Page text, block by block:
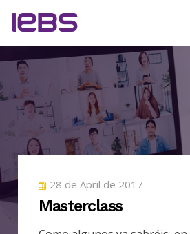
POSTED
ON
28 de April de 2017
Masterclass